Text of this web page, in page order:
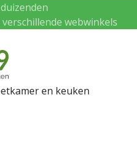
webwinkels
en keuken